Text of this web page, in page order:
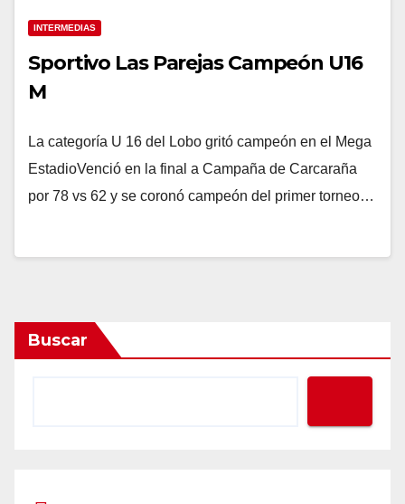
INTERMEDIAS
Sportivo Las Parejas Campeón U16
M
La categoría U 16 del Lobo gritó campeón en el Mega
EstadioVenció en la final a Campaña de Carcaraña
por 78 vs 62 y se coronó campeón del primer torneo…
Buscar